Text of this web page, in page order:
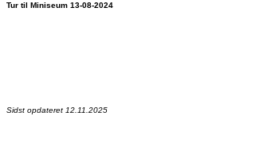
Tur til Miniseum 13-08-2024
Sidst opdateret 12.11.2025